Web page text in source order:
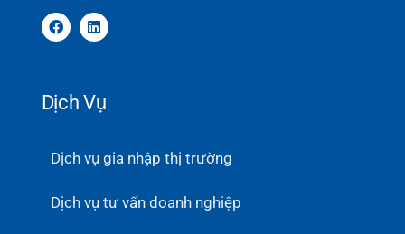
Dịch Vụ
Dịch vụ gia nhập thị trường
Dịch vụ tư vấn doanh nghiệp